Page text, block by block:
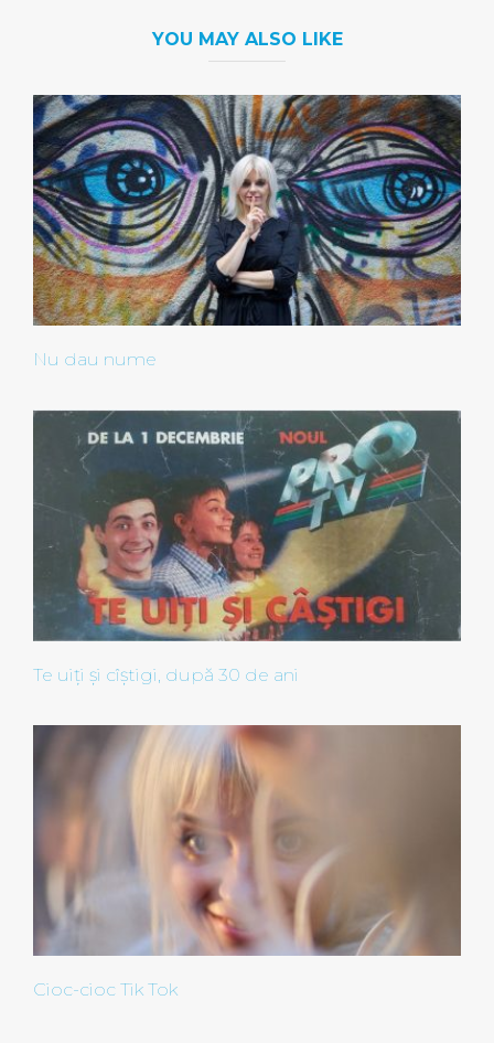
YOU MAY ALSO LIKE
Nu dau nume
Te uiți și cîștigi, după 30 de ani
Cioc-cioc Tik Tok